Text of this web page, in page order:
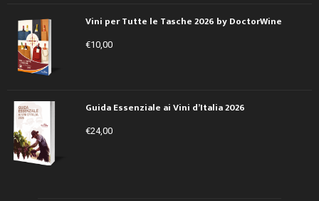
Vini per Tutte le Tasche 2026 by DoctorWine
€10,00
Guida Essenziale ai Vini d’Italia 2026
€24,00